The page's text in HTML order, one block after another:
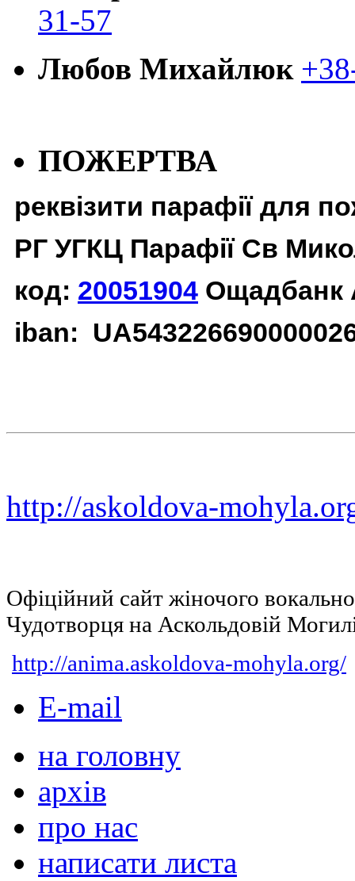
31-57
Любов Михайлюк
ПОЖЕРТВА
реквізити парафії для
РГ УГКЦ Парафії Св
код: 20051904 Ощадбанк
iban:
http://askoldova-
Офіційний сайт жіночого
Чудотворця на Аскольдовій
http://anima.askoldova-mohyla.org/
E-mail
на головну
архів
про нас
написати листа